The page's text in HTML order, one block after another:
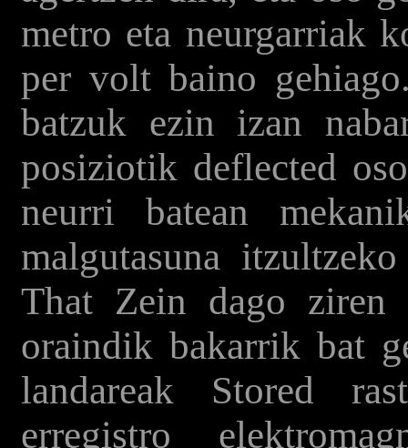
metro eta neurgarriak
per volt baino
batzuk ezin izan
posiziotik deflected
neurri batean
malgutasuna
That Zein dago ziren
oraindik bakarrik bat
landareak Stored
erregistro